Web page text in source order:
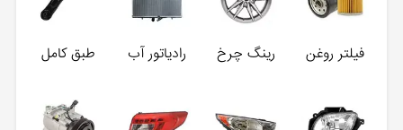
فیلتر روغن رینگ چرخ رادیاتور آب طبق کامل